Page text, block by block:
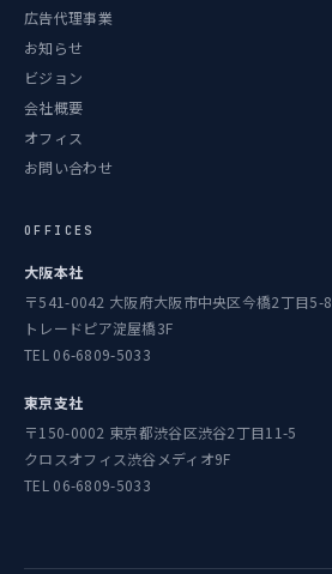
広告代理事業
お知らせ
ビジョン
会社概要
オフィス
お問い合わせ
OFFICES
大阪本社
〒541-0042 大阪府大阪市中央区今橋2丁目5-8
トレードピア淀屋橋3F
TEL 06-6809-5033
東京支社
〒150-0002 東京都渋谷区渋谷2丁目11-5
クロスオフィス渋谷メディオ9F
TEL 06-6809-5033